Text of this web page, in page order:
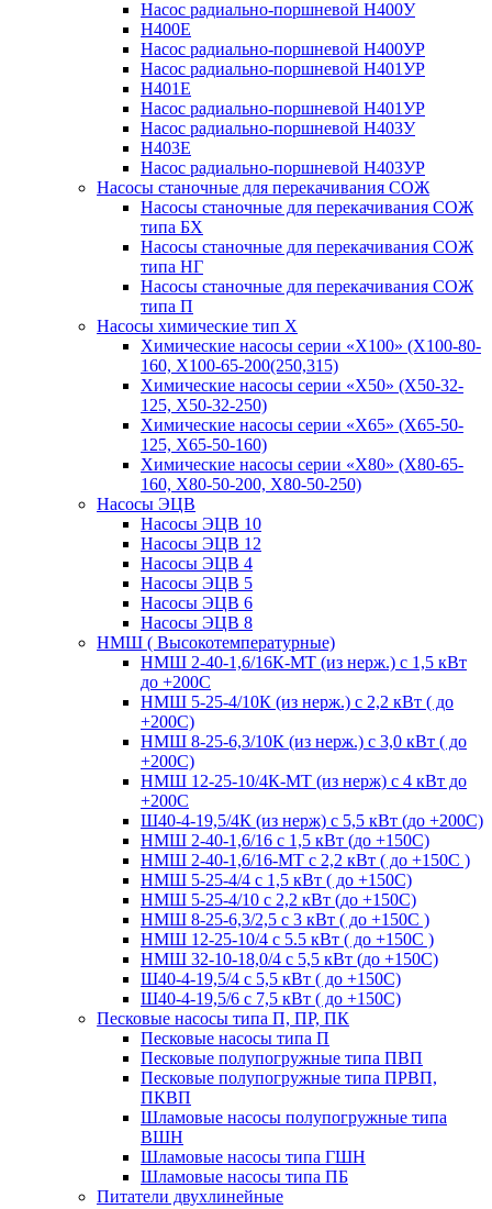
Насос радиально-поршневой Н400У
Н400Е
Насос радиально-поршневой Н400УР
Насос радиально-поршневой Н401УР
Н401Е
Насос радиально-поршневой Н401УР
Насос радиально-поршневой Н403У
Н403Е
Насос радиально-поршневой Н403УР
Насосы станочные для перекачивания СОЖ
Насосы станочные для перекачивания СОЖ
типа БХ
Насосы станочные для перекачивания СОЖ
типа НГ
Насосы станочные для перекачивания СОЖ
типа П
Насосы химические тип Х
Химические насосы серии «Х100» (Х100-80-
160, Х100-65-200(250,315)
Химические насосы серии «Х50» (Х50-32-
125, Х50-32-250)
Химические насосы серии «Х65» (Х65-50-
125, Х65-50-160)
Химические насосы серии «Х80» (Х80-65-
160, Х80-50-200, Х80-50-250)
Насосы ЭЦВ
Насосы ЭЦВ 10
Насосы ЭЦВ 12
Насосы ЭЦВ 4
Насосы ЭЦВ 5
Насосы ЭЦВ 6
Насосы ЭЦВ 8
НМШ ( Высокотемпературные)
НМШ 2-40-1,6/16К-МТ (из нерж.) с 1,5 кВт
до +200С
НМШ 5-25-4/10К (из нерж.) с 2,2 кВт ( до
+200С)
НМШ 8-25-6,3/10К (из нерж.) с 3,0 кВт ( до
+200С)
НМШ 12-25-10/4К-МТ (из нерж) с 4 кВт до
+200С
Ш40-4-19,5/4К (из нерж) с 5,5 кВт (до +200С)
НМШ 2-40-1,6/16 с 1,5 кВт (до +150С)
НМШ 2-40-1,6/16-МТ с 2,2 кВт ( до +150С )
НМШ 5-25-4/4 с 1,5 кВт ( до +150С)
НМШ 5-25-4/10 с 2,2 кВт (до +150С)
НМШ 8-25-6,3/2,5 с 3 кВт ( до +150С )
НМШ 12-25-10/4 с 5.5 кВт ( до +150С )
НМШ 32-10-18,0/4 с 5,5 кВт (до +150С)
Ш40-4-19,5/4 с 5,5 кВт ( до +150С)
Ш40-4-19,5/6 с 7,5 кВт ( до +150С)
Песковые насосы типа П, ПР, ПК
Песковые насосы типа П
Песковые полупогружные типа ПВП
Песковые полупогружные типа ПРВП,
ПКВП
Шламовые насосы полупогружные типа
ВШН
Шламовые насосы типа ГШН
Шламовые насосы типа ПБ
Питатели двухлинейные